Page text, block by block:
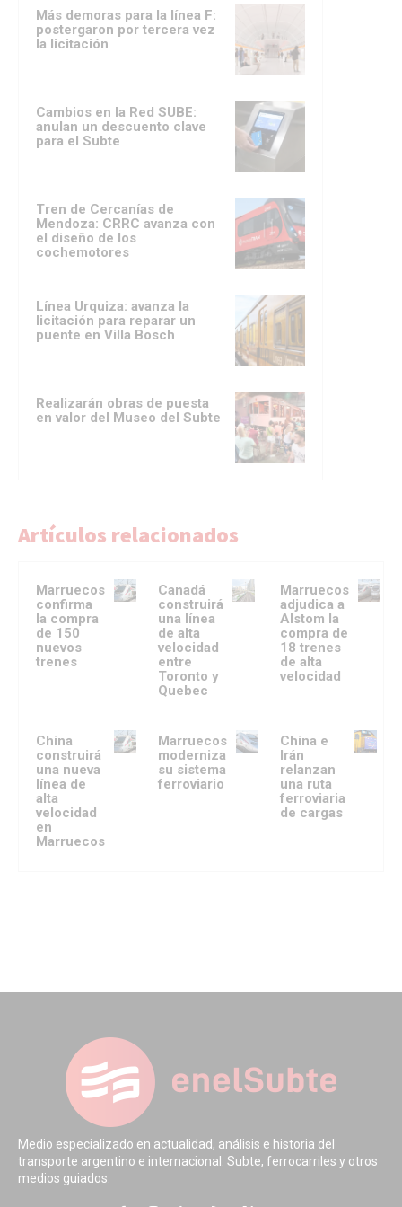
Más demoras para la línea F:
postergaron por tercera vez
la licitación
Cambios en la Red SUBE:
anulan un descuento clave
para el Subte
Tren de Cercanías de
Mendoza: CRRC avanza con
el diseño de los
cochemotores
Línea Urquiza: avanza la
licitación para reparar un
puente en Villa Bosch
Realizarán obras de puesta
en valor del Museo del Subte
Artículos relacionados
Marruecos
confirma
la compra
de 150
nuevos
trenes
Canadá
construirá
una línea
de alta
velocidad
entre
Toronto y
Quebec
Marruecos
adjudica a
Alstom la
compra de
18 trenes
de alta
velocidad
China
construirá
una nueva
línea de
alta
velocidad
en
Marruecos
Marruecos
moderniza
su sistema
ferroviario
China e
Irán
relanzan
una ruta
ferroviaria
de cargas
Medio especializado en actualidad, análisis e historia del
transporte argentino e internacional. Subte, ferrocarriles y otros
medios guiados.